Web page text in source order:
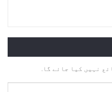
نہیں کیا جائے گا.